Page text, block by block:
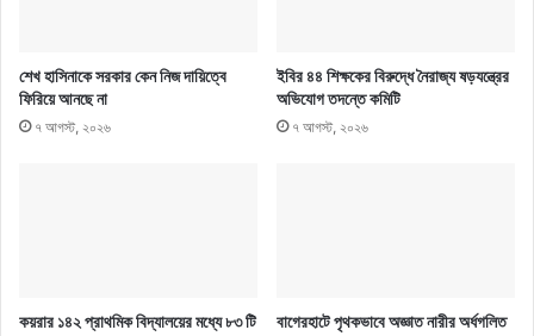
শেখ হাসিনাকে সরকার কেন নিজ দায়িত্বে
ফিরিয়ে আনছে না
৭ আগস্ট, ২০২৬
ইবির ৪৪ শিক্ষকের বিরুদ্ধে নৈরাজ্য ষড়যন্ত্রের
অভিযোগ তদন্তে কমিটি
৭ আগস্ট, ২০২৬
কয়রার ১৪২ প্রাথমিক বিদ্যালয়ের মধ্যে ৮৩ টি
বাগেরহাটে পৃথকভাবে অজ্ঞাত নারীর অর্ধগলিত